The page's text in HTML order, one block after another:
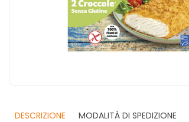
DESCRIZIONE
MODALITÀ DI SPEDIZIONE